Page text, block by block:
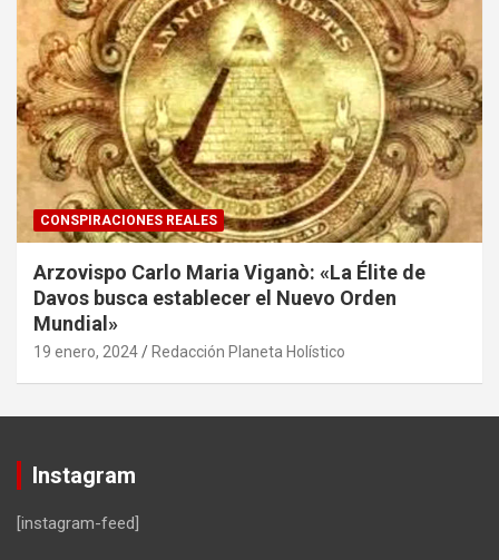
CONSPIRACIONES REALES
Arzovispo Carlo Maria Viganò: «La Élite de
Davos busca establecer el Nuevo Orden
Mundial»
19 enero, 2024 Redacción Planeta Holístico
Instagram
[instagram-feed]